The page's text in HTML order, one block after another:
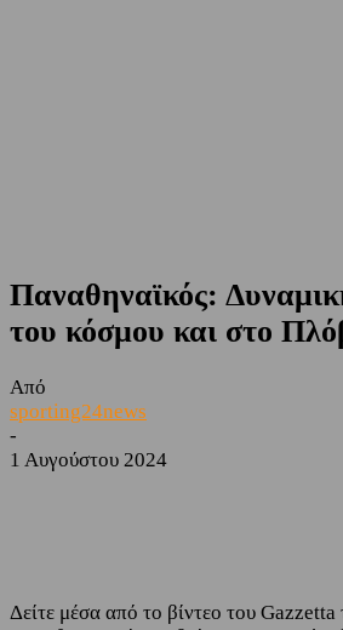
Παναθηναϊκός:
του κόσμου και στο
Από
sporting24news
-
1 Αυγούστου 2024
Δείτε μέσα από το βίντεο του